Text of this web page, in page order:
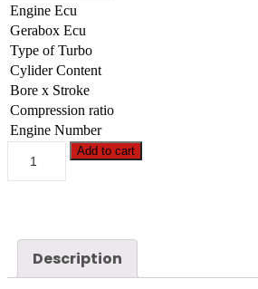
Engine Ecu
Gerabox Ecu
Type of Turbo
Cylider Content
Bore x Stroke
Compression ratio
Engine Number
AF
529hp
quantity
Add to cart
Description